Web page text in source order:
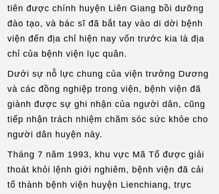
tiên được chính huyện Liên Giang bồi dưỡng
đào tạo, và bác sĩ đã bắt tay vào di dời bệnh
viện đến địa chỉ hiện nay vốn trước kia là địa
chỉ của bệnh viện lục quân.
Dưới sự nỗ lực chung của viện trưởng Dương
và các đồng nghiệp trong viện, bệnh viện đã
giành được sự ghi nhận của người dân, cũng
tiếp nhận trách nhiệm chăm sóc sức khỏe cho
người dân huyện này.
Tháng 7 năm 1993, khu vực Mã Tổ được giải
thoát khỏi lệnh giới nghiêm, bệnh viện đã cải
tổ thành bệnh viện huyện Lienchiang, trực